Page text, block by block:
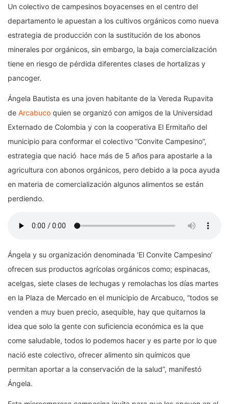
Un colectivo de campesinos boyacenses en el centro del
departamento le apuestan a los cultivos orgánicos como nueva
estrategia de producción con la sustitución de los abonos
minerales por orgánicos, sin embargo, la baja comercialización
tiene en riesgo de pérdida diferentes clases de hortalizas y
pancoger.
Ángela Bautista es una joven habitante de la Vereda Rupavita
de Arcabuco quien se organizó con amigos de la Universidad
Externado de Colombia y con la cooperativa El Ermitaño del
municipio para conformar el colectivo “Convite Campesino”,
estrategia que nació hace más de 5 años para apostarle a la
agricultura con abonos orgánicos, pero debido a la poca ayuda
en materia de comercialización algunos alimentos se están
perdiendo.
Ángela y su organización denominada ‘El Convite Campesino’
ofrecen sus productos agrícolas orgánicos como; espinacas,
acelgas, siete clases de lechugas y remolachas los días martes
en la Plaza de Mercado en el municipio de Arcabuco, “todos se
venden a muy buen precio, asequible, hay que quitarnos la
idea que solo la gente con suficiencia económica es la que
come saludable, todos lo podemos hacer y es parte por lo que
nació este colectivo, ofrecer alimento sin químicos que
permitan aportar a la conservación de la salud”, manifestó
Ángela.